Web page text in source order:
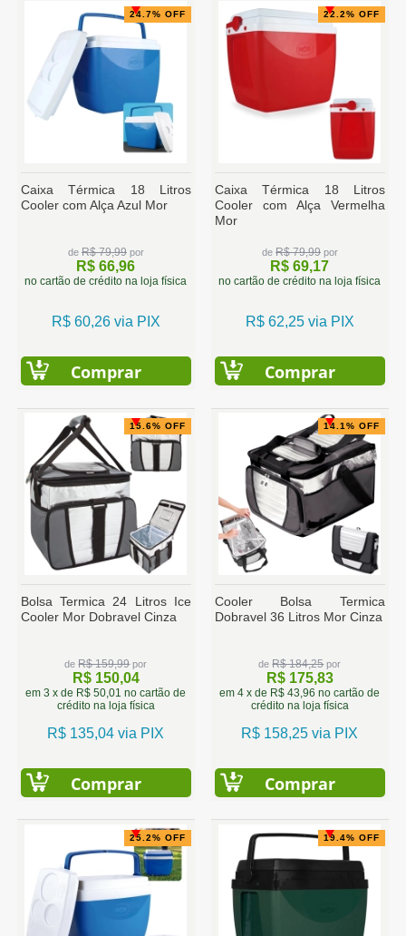
24.7% OFF
Caixa Térmica 18 Litros
Cooler com Alça Azul Mor
de R$ 79,99por
R$ 66,96
no cartão de crédito na loja física
R$ 60,26 via PIX
Comprar
22.2% OFF
Caixa Térmica 18 Litros
Cooler com Alça Vermelha
Mor
de R$ 79,99por
R$ 69,17
no cartão de crédito na loja física
R$ 62,25 via PIX
Comprar
15.6% OFF
Bolsa Termica 24 Litros Ice
Cooler Mor Dobravel Cinza
deR$ 159,99por
R$ 150,04
em 3 x de R$ 50,01 no cartão de
crédito na loja física
R$ 135,04 via PIX
Comprar
14.1% OFF
Cooler Bolsa Termica
Dobravel 36 Litros Mor Cinza
deR$ 184,25por
R$ 175,83
em 4 x de R$ 43,96 no cartão de
crédito na loja física
R$ 158,25 via PIX
Comprar
25.2% OFF 19.4% OFF